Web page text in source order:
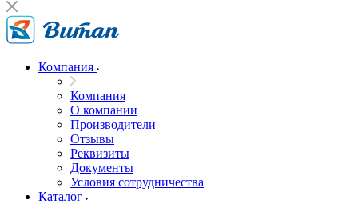
Компания
Компания
О компании
Производители
Отзывы
Реквизиты
Документы
Условия сотрудничества
Каталог